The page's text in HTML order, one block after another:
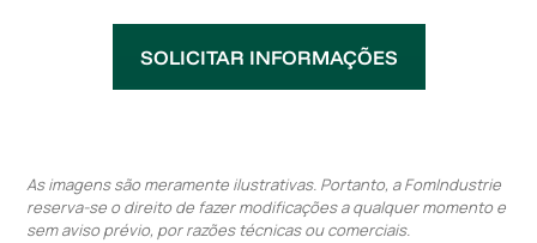
SOLICITAR INFORMAÇÕES
As imagens são meramente ilustrativas. Portanto, a FomIndustrie
reserva-se o direito de fazer modificações a qualquer momento e
sem aviso prévio, por razões técnicas ou comerciais.